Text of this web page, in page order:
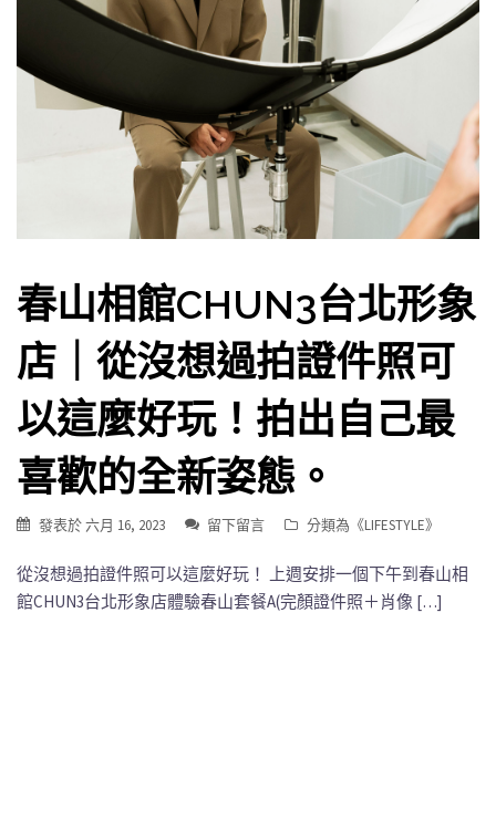
春山相館CHUN3台北形象
店｜從沒想過拍證件照可
以這麼好玩！拍出自己最
喜歡的全新姿態。
發表於六月 16, 2023 留下留言 分類為《LIFESTYLE》
從沒想過拍證件照可以這麼好玩！ 上週安排一個下午到春山相
館CHUN3台北形象店體驗春山套餐A(完顏證件照＋肖像 […]